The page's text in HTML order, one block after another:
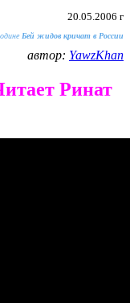
20.05.2006 г
Бей жидов кричат в России
автор: YawzKhan
Ринат